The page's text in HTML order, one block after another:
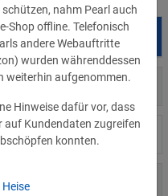
Group-MA
nahm Pearl auch
Shop offline. Telefonisch
andere Webauftritte
wurden währenddessen
weiterhin aufgenommen.
Hinweise dafür vor, dass
auf Kundendaten zugreifen
konnten.
Heise